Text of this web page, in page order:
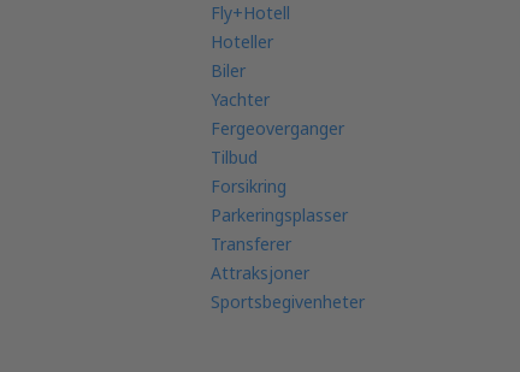
Fly+Hotell
Hoteller
Biler
Yachter
Fergeoverganger
Tilbud
Forsikring
Parkeringsplasser
Transferer
Attraksjoner
Sportsbegivenheter